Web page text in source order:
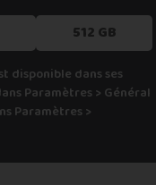
512 GB
disponible dans ses
Paramètres > Général
Paramètres >